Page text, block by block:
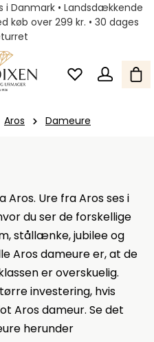
Danmark • Landsdækkende
køb over 299 kr. • 30 dages
Aros Dameure
Ure fra Aros ses i
du ser de forskellige
stållænke, jubilee og
Aros dameure er, at de
er overskuelig.
investering, hvis
Aros dameur. Se det
herunder